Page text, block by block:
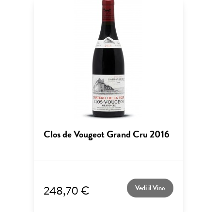
Clos de Vougeot Grand Cru 2016
248,70 € Vedi il Vino